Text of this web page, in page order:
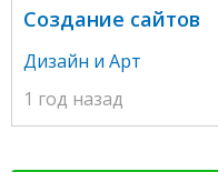
Создание сайтов
Дизайн и Арт
1 год назад